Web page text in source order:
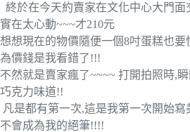
終於在今天約賣家在文化中心大門
實在太心動~~~才210元
想想現在的物價隨便一個8吋蛋糕也要
為價錢是我看錯了!!!
不然就是賣家瘋了~~~~ 打開拍照時,
巧克力味道!!
凡是都有第一次,這是我第一次開始寫
不會成為我的絕筆!!!!